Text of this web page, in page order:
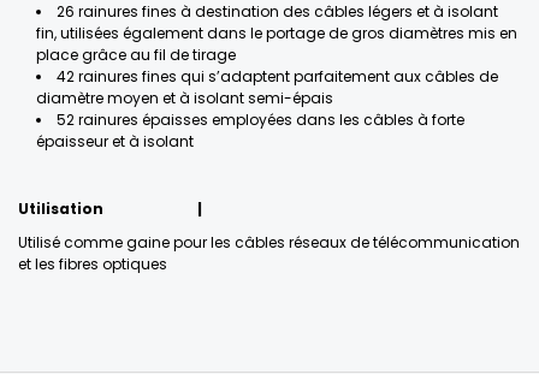
26 rainures fines à destination des câbles légers et à isolant
fin, utilisées également dans le portage de gros diamètres mis en
place grâce au fil de tirage
42 rainures fines qui s’adaptent parfaitement aux câbles de
diamètre moyen et à isolant semi-épais
52 rainures épaisses employées dans les câbles à forte
épaisseur et à isolant
Utilisation |
Utilisé comme gaine pour les câbles réseaux de télécommunication
et les fibres optiques